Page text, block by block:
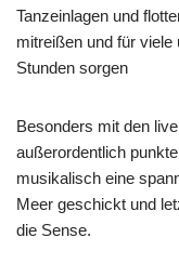
Tanzeinlagen und
mitreißen und für
Stunden sorgen
Besonders mit den
außerordentlich
musikalisch eine
Meer geschickt und
die Sense.